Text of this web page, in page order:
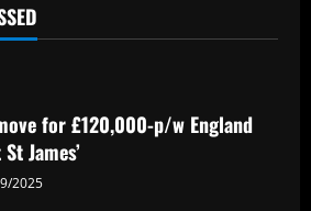
England star who scored at St
struck gold with "complete &
ace now worth 2x more than
for £120,000-p/w England
James’
2025